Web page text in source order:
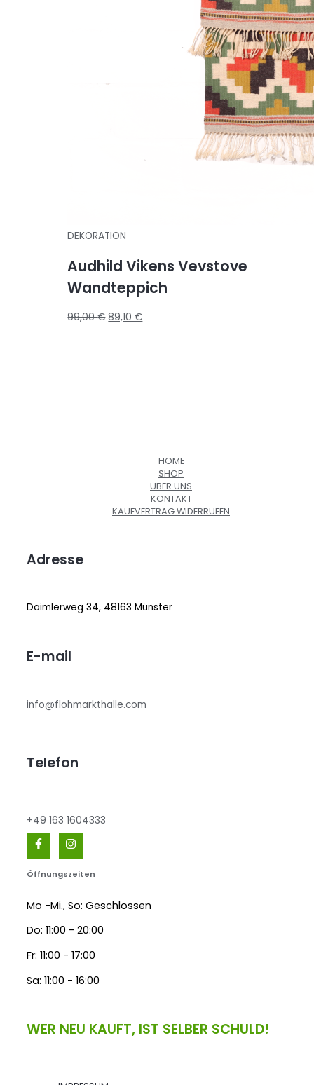
DEKORATION
Audhild Vikens Vevstove
Wandteppich
99,00€ 89,10€
HOME
SHOP
ÜBER UNS
KONTAKT
KAUFVERTRAG WIDERRUFEN
Adresse
Daimlerweg 34, 48163 Münster
E-mail
info@flohmarkthalle.com
Telefon
+49 163 1604333
Öffnungszeiten
Mo -Mi., So: Geschlossen
Do: 11:00 - 20:00
Fr: 11:00 - 17:00
Sa: 11:00 - 16:00
WER NEU KAUFT, IST SELBER SCHULD!